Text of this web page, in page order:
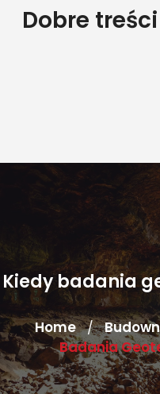
SkipDobre
Kiedy badania
Home /
Badania